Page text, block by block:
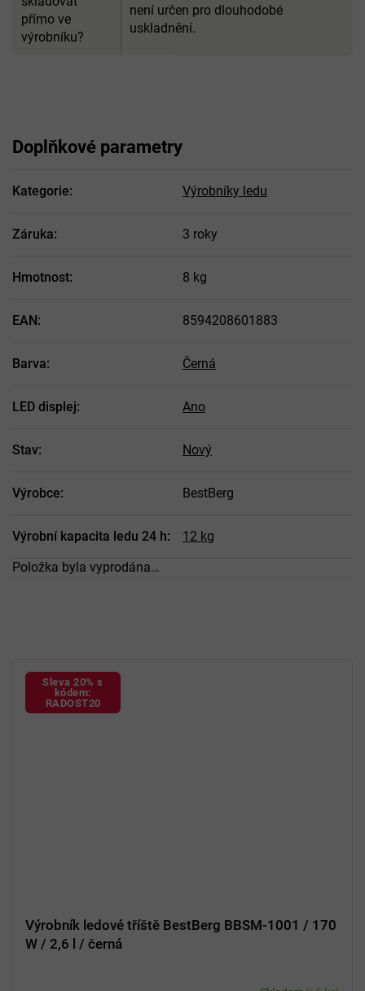
přímo ve
výrobníku?
není určen pro dlouhodobé
uskladnění.
Doplňkové parametry
Kategorie: Výrobníky ledu
Záruka: 3 roky
Hmotnost: 8 kg
EAN: 8594208601883
Barva: Černá
LED displej: Ano
Stav: Nový
Výrobce: BestBerg
Výrobní kapacita ledu 24 h:
12 kg
Položka byla vyprodána…
Sleva 20% s
kódem:
RADOST20
Výrobník ledové tříště BestBerg BBSM-1001 / 170
W / 2,6 l / černá